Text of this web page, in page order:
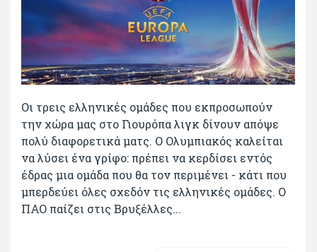
Οι τρεις ελληνικές ομάδες που εκπροσωπούν
την χώρα μας στο Γιουρόπα λιγκ δίνουν απόψε
πολύ διαφορετικά ματς. Ο Ολυμπιακός καλείται
να λύσει ένα γρίφο: πρέπει να κερδίσει εντός
έδρας μια ομάδα που θα τον περιμένει - κάτι που
μπερδεύει όλες σχεδόν τις ελληνικές ομάδες. Ο
ΠΑΟ παίζει στις Βρυξέλλες...